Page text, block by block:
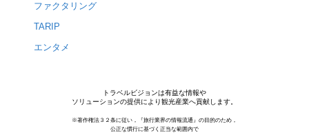
ファクタリング
TARIP
エンタメ
トラベルビジョンは有益な情報や
ソリューションの提供により観光産業へ貢献します。
※著作権法３２条に従い，『旅行業界の情報流通』の目的のため，
公正な慣行に基づく正当な範囲内で